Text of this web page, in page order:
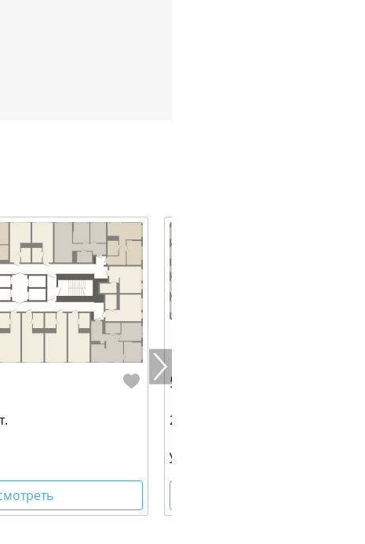
5 606 800 руб.
26.20 м² | 29 - 30 эт.
ул Блюхера, 1